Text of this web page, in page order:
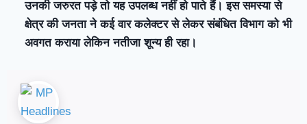
उनकी जरुरत पड़े तो यह उपलब्ध नहीं हो पाते हैं। इस समस्या से
क्षेत्र की जनता ने कई वार कलेक्टर से लेकर संबंधित विभाग को भी
अवगत कराया लेकिन नतीजा शून्य ही रहा।